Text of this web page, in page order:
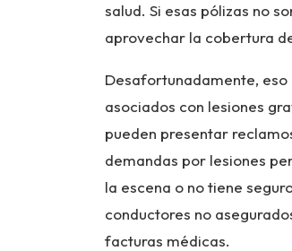
salud. Si esas pólizas no
aprovechar la cobertura
Desafortunadamente,
asociados con lesiones
pueden presentar
demandas por lesiones
la escena o no tiene
conductores no
facturas médicas.